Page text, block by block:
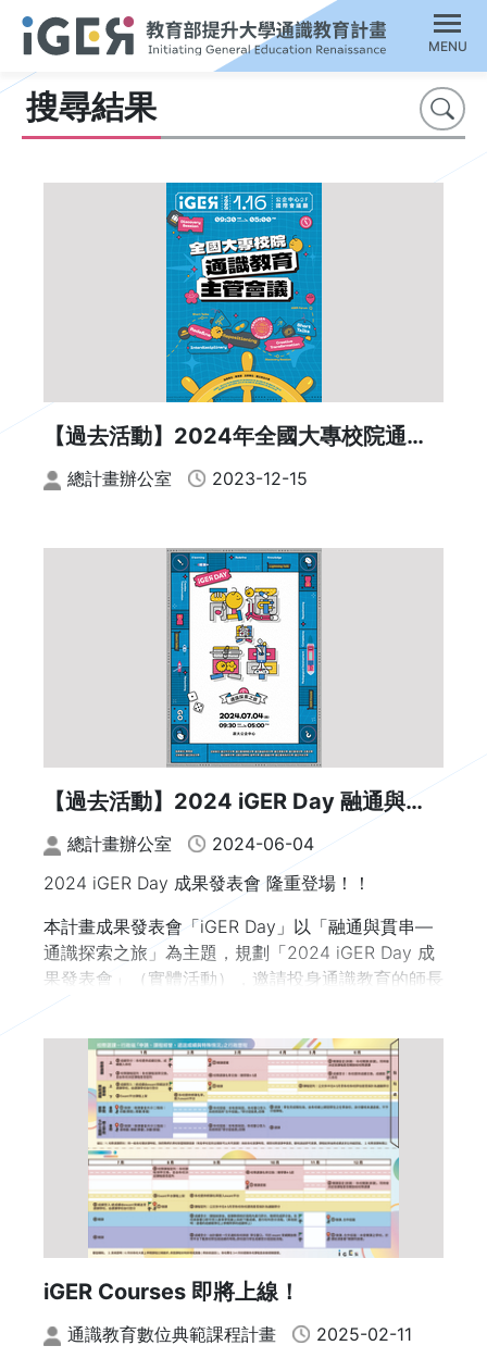
MENU
搜尋結果 搜尋
【過去活動】2024年全國大專校院通識
教育主管會議
總計畫辦公室 2023-12-15
【過去活動】2024 iGER Day 融通與貫
串—通識探索之旅
總計畫辦公室
2024-06-04
2024 iGER Day 成果發表會 隆重登場！！
本計畫成果發表會「iGER Day」以「融通與貫串—
通識探索之旅」為主題，規劃「2024 iGER Day 成
果發表會」（實體活動），邀請投身通識教育的師長
們前來共襄盛舉，交流經驗、互相學習。
日期：113年7月4日（四）
時間：上午09:30 -下午05:00 （上午09:00 開始
報到）
地點：政大公企中心二樓 A2國際會議廳（台北市大
安區金華街187號）
指導單位：教育部
勤益科技大學、國立清華大學、國立臺灣大學、大葉
iGER Courses 即將上線！
通識教育數位典範課程計畫
2025-02-11